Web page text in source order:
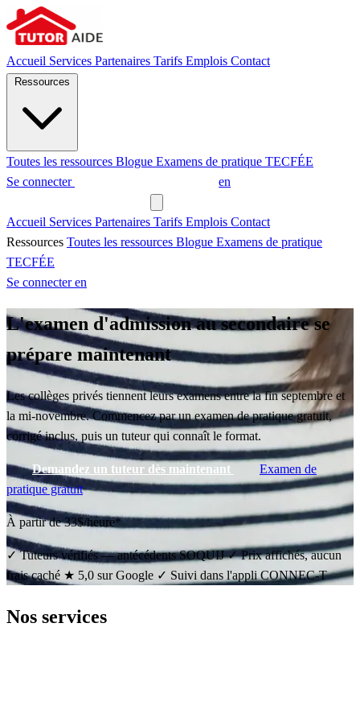
Accueil Services Partenaires Tarifs Emplois Contact
Toutes les ressources Blogue Examens de pratique TECFÉE
Se connecter
en
Accueil Services Partenaires Tarifs Emplois Contact
Ressources Toutes les ressources Blogue Examens de pratique
TECFÉE
Se connecteren
L'examen d'admission au secondaire se
prépare maintenant
Les collèges privés tiennent leurs examens entre la fin septembre et
la mi-novembre. Commencez par un examen de pratique gratuit,
corrigé inclus, puis un tuteur qui connaît le format.
Demandez un tuteur dès maintenant
Examen de
pratique gratuit
À partir de 33$/heure*
✓Tuteurs vérifiés — antécédents SOQUIJ ✓Prix affichés, aucun
frais caché ★ 5,0 sur Google ✓ Suivi dans l'appli CONNEC-T
Nos services